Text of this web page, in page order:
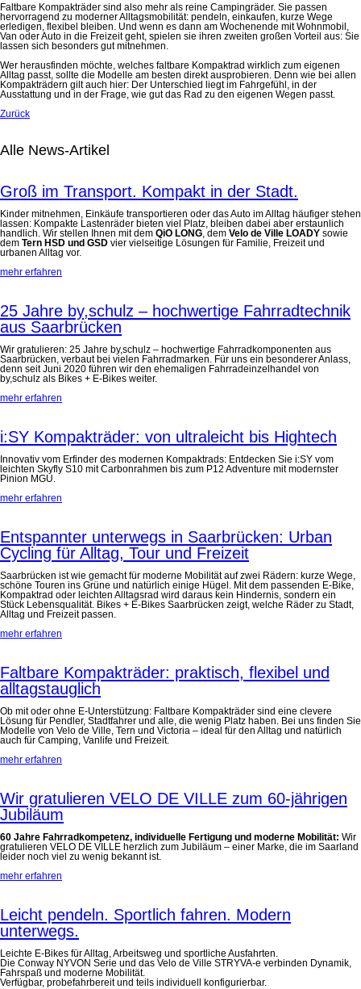
Faltbare Kompakträder sind also mehr als reine Campingräder. Sie passen
hervorragend zu moderner Alltagsmobilität: pendeln, einkaufen, kurze Wege
erledigen, flexibel bleiben. Und wenn es dann am Wochenende mit Wohnmobil,
Van oder Auto in die Freizeit geht, spielen sie ihren zweiten großen Vorteil aus: Sie
lassen sich besonders gut mitnehmen.
Wer herausfinden möchte, welches faltbare Kompaktrad wirklich zum eigenen
Alltag passt, sollte die Modelle am besten direkt ausprobieren. Denn wie bei allen
Kompakträdern gilt auch hier: Der Unterschied liegt im Fahrgefühl, in der
Ausstattung und in der Frage, wie gut das Rad zu den eigenen Wegen passt.
Zurück
Alle News-Artikel
Groß im Transport. Kompakt in der Stadt.
Kinder mitnehmen, Einkäufe transportieren oder das Auto im Alltag häufiger stehen
lassen: Kompakte Lastenräder bieten viel Platz, bleiben dabei aber erstaunlich
handlich. Wir stellen Ihnen mit dem QiO LONG, dem Velo de Ville LOADY sowie
dem Tern HSD und GSD vier vielseitige Lösungen für Familie, Freizeit und
urbanen Alltag vor.
mehr erfahren
25 Jahre by,schulz – hochwertige Fahrradtechnik
aus Saarbrücken
Wir gratulieren: 25 Jahre by,schulz – hochwertige Fahrradkomponenten aus
Saarbrücken, verbaut bei vielen Fahrradmarken. Für uns ein besonderer Anlass,
denn seit Juni 2020 führen wir den ehemaligen Fahrradeinzelhandel von
by,schulz als Bikes + E-Bikes weiter.
mehr erfahren
i:SY Kompakträder: von ultraleicht bis Hightech
Innovativ vom Erfinder des modernen Kompaktrads: Entdecken Sie i:SY vom
leichten Skyfly S10 mit Carbonrahmen bis zum P12 Adventure mit modernster
Pinion MGU.
mehr erfahren
Entspannter unterwegs in Saarbrücken: Urban
Cycling für Alltag, Tour und Freizeit
Saarbrücken ist wie gemacht für moderne Mobilität auf zwei Rädern: kurze Wege,
schöne Touren ins Grüne und natürlich einige Hügel. Mit dem passenden E-Bike,
Kompaktrad oder leichten Alltagsrad wird daraus kein Hindernis, sondern ein
Stück Lebensqualität. Bikes + E-Bikes Saarbrücken zeigt, welche Räder zu Stadt,
Alltag und Freizeit passen.
mehr erfahren
Faltbare Kompakträder: praktisch, flexibel und
alltagstauglich
Ob mit oder ohne E-Unterstützung: Faltbare Kompakträder sind eine clevere
Lösung für Pendler, Stadtfahrer und alle, die wenig Platz haben. Bei uns finden Sie
Modelle von Velo de Ville, Tern und Victoria – ideal für den Alltag und natürlich
auch für Camping, Vanlife und Freizeit.
mehr erfahren
Wir gratulieren VELO DE VILLE zum 60-jährigen
Jubiläum
60 Jahre Fahrradkompetenz, individuelle Fertigung und moderne Mobilität: Wir
gratulieren VELO DE VILLE herzlich zum Jubiläum – einer Marke, die im Saarland
leider noch viel zu wenig bekannt ist.
mehr erfahren
Leicht pendeln. Sportlich fahren. Modern
unterwegs.
Leichte E-Bikes für Alltag, Arbeitsweg und sportliche Ausfahrten.
Die Conway NYVON Serie und das Velo de Ville STRYVA-e verbinden Dynamik,
Fahrspaß und moderne Mobilität.
Verfügbar, probefahrbereit und teils individuell konfigurierbar.